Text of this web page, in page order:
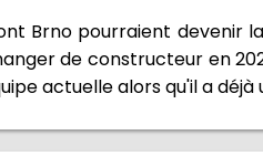
Brno pourraient
de constructeur en
actuelle alors qu'il a